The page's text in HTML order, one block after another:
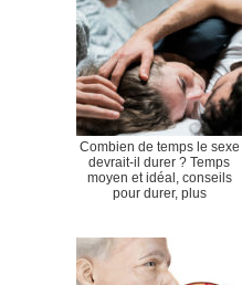
Combien de temps le sexe
devrait-il durer ? Temps
moyen et idéal, conseils
pour durer, plus